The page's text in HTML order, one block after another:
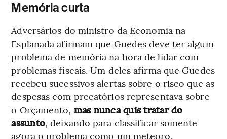
Memória curta
Adversários do ministro da Economia na
Esplanada afirmam que Guedes deve ter algum
problema de memória na hora de lidar com
problemas fiscais. Um deles afirma que Guedes
recebeu sucessivos alertas sobre o risco que as
despesas com precatórios representava sobre
o Orçamento, mas nunca quis tratar do
assunto, deixando para classificar somente
agora o problema como um meteoro.